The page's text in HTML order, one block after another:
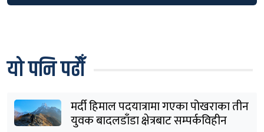
यो पनि पढौँ
मर्दी हिमाल पदयात्रामा गएका पोखराका तीन
युवक बादलडाँडा क्षेत्रबाट सम्पर्कविहीन